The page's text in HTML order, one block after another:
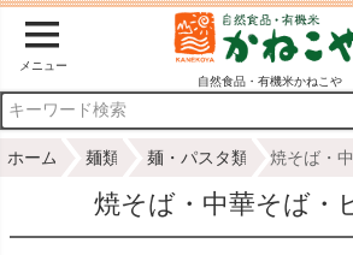
メニュー
自然食品・有機米かねこや
ホーム 麺類 麺・パスタ類 焼そば・
焼そば・中華そば・